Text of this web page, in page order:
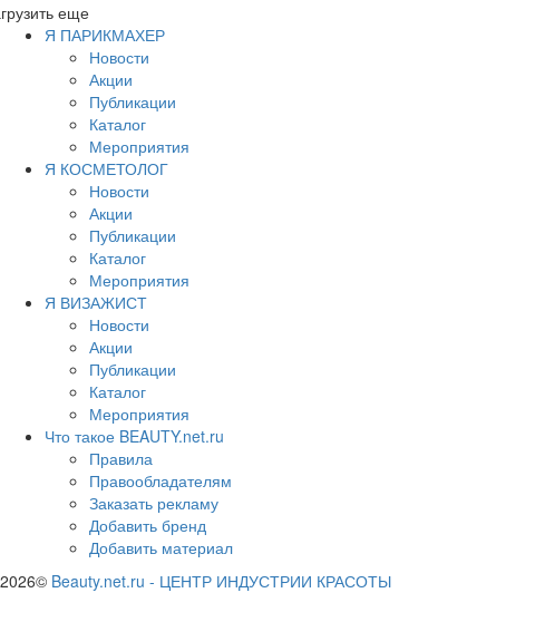
еще
Я ПАРИКМАХЕР
Новости
Акции
Публикации
Каталог
Мероприятия
Я КОСМЕТОЛОГ
Новости
Акции
Публикации
Каталог
Мероприятия
Я ВИЗАЖИСТ
Новости
Акции
Публикации
Каталог
Мероприятия
Что такое BEAUTY.net.ru
Правила
Правообладателям
Заказать рекламу
Добавить бренд
Добавить материал
2026© Beauty.net.ru - ЦЕНТР ИНДУСТРИИ КРАСОТЫ